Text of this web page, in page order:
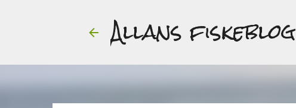
Allans fiskeblog